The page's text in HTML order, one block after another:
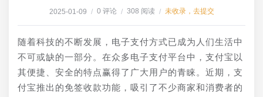
2025-01-09 / 0 评论 / 308 阅读 / 未收录，去提交
随着科技的不断发展，电子支付方式已成为人们生活中
不可或缺的一部分。在众多电子支付平台中，支付宝以
其便捷、安全的特点赢得了广大用户的青睐。近期，支
付宝推出的免签收款功能，吸引了不少商家和消费者的